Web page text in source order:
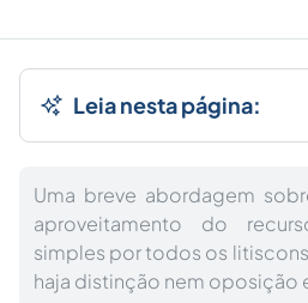
Leia nesta página:
Uma breve abordagem
aproveitamento do
simples por todos os
haja distinção nem oposição